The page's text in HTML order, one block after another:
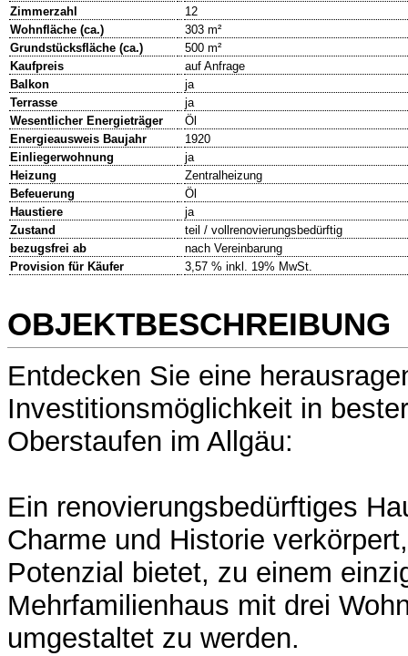
Zimmerzahl
12
Wohnfläche (ca.)
303 m²
Grundstücksfläche (ca.)
500 m²
Kaufpreis
auf Anfrage
Balkon
ja
Terrasse
ja
Wesentlicher Energieträger
Öl
Energieausweis Baujahr
1920
Einliegerwohnung
ja
Heizung
Zentralheizung
Befeuerung
Öl
Haustiere
ja
Zustand
teil / vollrenovierungsbedürftig
bezugsfrei ab
nach Vereinbarung
Provision für Käufer
3,57 % inkl. 19% MwSt.
OBJEKTBESCHREIBUNG
Entdecken Sie eine
Investitionsmöglichkeit in
Oberstaufen im Allgäu:
Ein renovierungsbedürftiges
Charme und Historie
Potenzial bietet, zu einem
Mehrfamilienhaus mit drei
umgestaltet zu werden.